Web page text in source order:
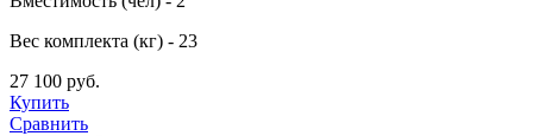
Вес комплекта (кг) - 23
27 100 руб.
Купить
Сравнить